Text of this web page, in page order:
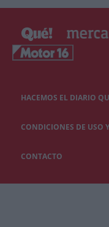
HACEMOS EL DIARIO
CONDICIONES DE USO
CONTACTO